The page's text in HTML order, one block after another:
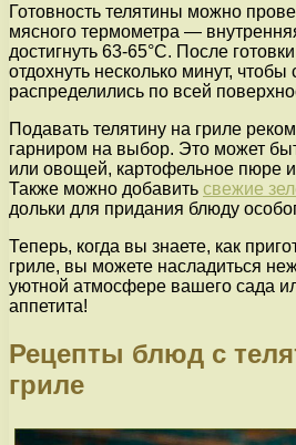
Готовность телятины можно
мясного термометра —
достигнуть 63-65°C. После
отдохнуть несколько минут,
распределились по всей
Подавать телятину на гриле
гарниром на выбор. Это может
или овощей, картофельное пюре
Также можно добавить свежие
дольки для придания блюду
Теперь, когда вы знаете, как
гриле, вы можете насладиться
уютной атмосфере вашего сада
аппетита!
Рецепты блюд с
гриле